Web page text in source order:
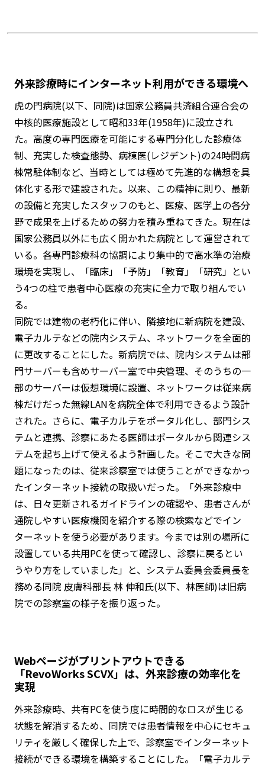
外来診療時にインターネット利用ができる環境へ
虎の門病院(以下、同院)は国家公務員共済組合連合会の
中核的医療施設として昭和33年(1958年)に設立され
た。高度の専門医療を可能にする専門分化した診療体
制、充実した検査態勢、病棟医(レジデント)の24時間病
棟常駐体制など、当時としては極めて先進的な構想を具
体化する形で建設された。以来、この精神に則り、最新
の設備と充実したスタッフのもと、医療、医学上の各分
野で成果を上げるための努力を積み重ねてきた。現在は
国家公務員以外にも広く開かれた病院として運営されて
いる。各専門診療科の協調により集中的で高水準の治療
環境を実現し、「臨床」「予防」「教育」「研究」とい
う4つの柱で患者中心医療の充実に全力で取り組んでい
る。
同院では建物の老朽化に伴い、隣接地に新病院を建設、
電子カルテなどの院内システム、ネットワークを全面的
に更改することにした。新病院では、院内システムは部
門サーバーも含めサーバー室で中央管理、そのうちの一
部のサーバーは仮想環境に設置、ネットワークは従来病
棟だけだった無線LANを病院全体で利用できるよう設計
された。さらに、電子カルテをポータル化し、部門シス
テムと連携、診察にあたる医師はポータルから関連シス
テムを起ち上げて使えるよう計画した。そこで大きな問
題になったのは、従来診察室では使うことができなかっ
たインターネット接続の取扱いだった。「外来診療中
は、日々更新されるガイドラインの確認や、患者さんが
通院しやすい医療機関を紹介する際の検索などでイン
ターネットを使う必要があります。今までは別の場所に
設置している共用PCを使って確認し、診察に戻るとい
うやり方をしていました」と、システム委員会委員長を
務める同院 皮膚科部長 林 伸和氏(以下、林医師)は旧病
院での診察室の様子を振り返った。
Webページがプリントアウトできる
「RevoWorks SCVX」は、外来診療の効率化を
実現
外来診療時、共有PCを使う度に時間的なロスが生じる
状態を解消するため、同院では患者情報を中心にセキュ
リティを厳しく確保した上で、診察室でインターネット
接続ができる環境を構築することにした。「電子カルテ